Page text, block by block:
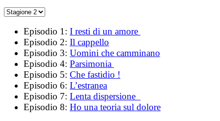
Episodio 1: I resti di un amore
Episodio 2: Il cappello
Episodio 3: Uomini che camminano
Episodio 4: Parsimonia
Episodio 5: Che fastidio !
Episodio 6: L’estranea
Episodio 7: Lenta dispersione
Episodio 8: Ho una teoria sul dolore